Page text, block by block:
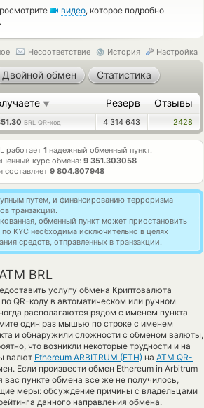
видео, которое подробно
Несоответствие История Настройка
Двойной обмен Статистика
▼ Резерв Отзывы
BRL QR-код 4 314 643 2428
работает 1 надежный обменный пункт.
курс обмена: 9 351.303058
составляет 9 804.807948
путем, и финансированию терроризма
транзакций.
обменный пункт может приостановить
KYC необходима исключительно в целях
средств, отправленных в транзакции.
BRL
услугу обмена Криптовалюта
QR-коду в автоматическом или ручном
располагаются рядом с именем пункта
один раз мышью по строке с именем
и обнаружили сложности с обменом валюты,
что возникли некоторые трудности и на
валют Ethereum ARBITRUM (ETH) на ATM QR-
Если произвести обмен Ethereum in Arbitrum
вас пункте обмена все же не получилось,
меры: обсуждение причины с владельцами
данного направления обмена.